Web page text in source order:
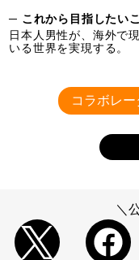
─ これから目指したい
日本人男性が、海外で
いる世界を実現する。
コラボレ
＼